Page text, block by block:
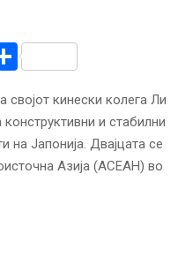
Share
кинески колега Ли
и стабилни
Јапонија. Двајцата се
Азија (АСЕАН) во